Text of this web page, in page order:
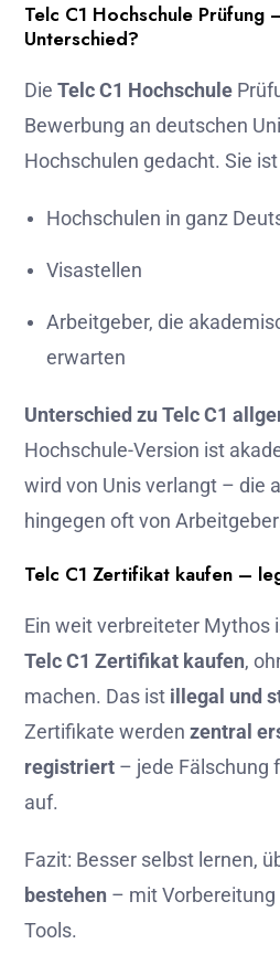
Telc C1 Hochschule Prüfung
Unterschied?
Die Telc C1 Hochschule
Bewerbung an deutschen
Hochschulen gedacht. Sie
Hochschulen in ganz
Visastellen
Arbeitgeber, die
erwarten
Unterschied zu Telc C1
Hochschule-Version ist
wird von Unis verlangt – die
hingegen oft von
Telc C1 Zertifikat kaufen –
Ein weit verbreiteter Mythos
Telc C1 Zertifikat kaufen,
machen. Das ist illegal und
Zertifikate werden zentral
registriert – jede Fälschung
auf.
Fazit: Besser selbst lernen,
bestehen – mit
Tools.